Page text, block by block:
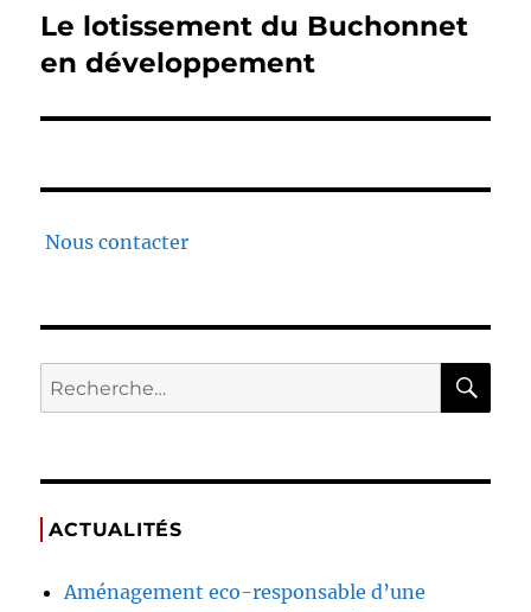
Le lotissement du Buchonnet
en développement
Nous contacter
ACTUALITÉS
Aménagement eco-responsable d’une